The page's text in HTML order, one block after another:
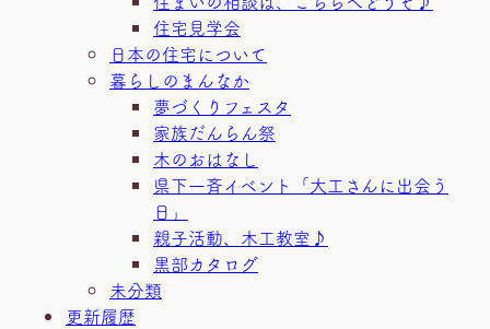
住宅見学会
日本の住宅について
暮らしのまんなか
夢づくりフェスタ
家族だんらん祭
木のおはなし
県下一斉イベント「大工さんに出会う
日」
親子活動、木工教室♪
黒部カタログ
未分類
更新履歴